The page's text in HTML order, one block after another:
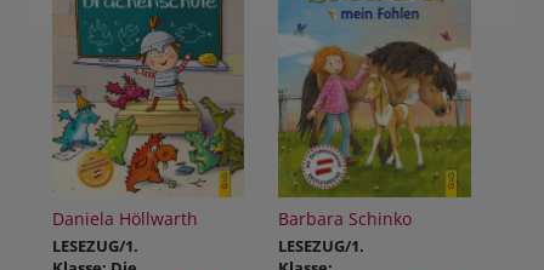
Daniela Höllwarth
LESEZUG/1.
Barbara Schinko
LESEZUG/1.